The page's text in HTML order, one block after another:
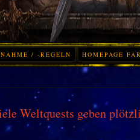
/ -REGELN HOMEPAGE
Weltquests geben